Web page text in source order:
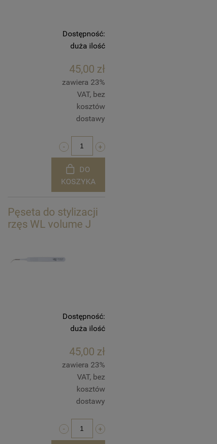
Dostępność:
duża ilość
45,00 zł
zawiera 23%
VAT, bez
kosztów
dostawy
DO
KOSZYKA
Pęseta do stylizacji
rzęs WL volume J
Dostępność:
duża ilość
45,00 zł
zawiera 23%
VAT, bez
kosztów
dostawy